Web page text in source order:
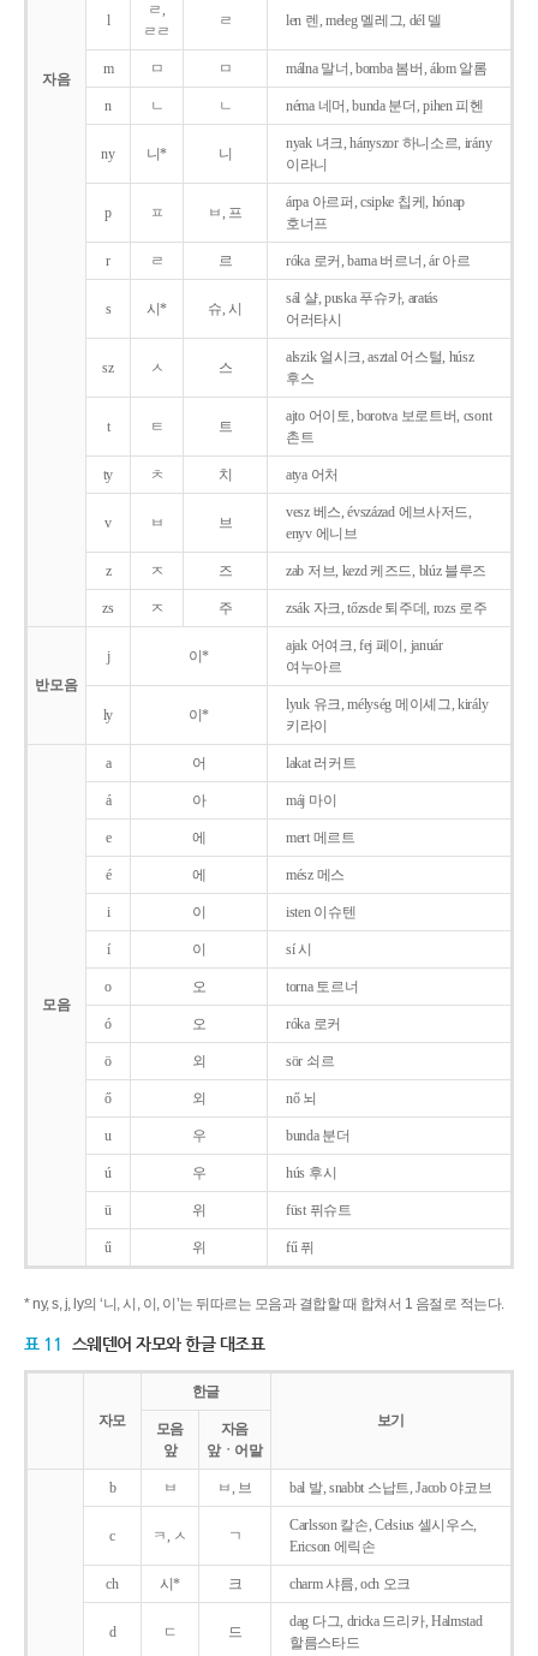
자음
l
ㄹ,
ㄹㄹ
ㄹ len 렌, meleg 멜레그, dél 델
m ㅁ ㅁ málna 말너, bomba 봄버, álom 알롬
n ㄴ ㄴ néma 네머, bunda 분더, pihen 피헨
ny 니* 니
nyak 녀크, hányszor 하니소르, irány
이라니
p ㅍ ㅂ, 프
árpa 아르퍼, csipke 칩케, hónap
호너프
r ㄹ 르 róka 로커, barna 버르너, ár 아르
s 시* 슈, 시
sál 샬, puska 푸슈카, aratás
어러타시
sz ㅅ 스
alszik 얼시크, asztal 어스털, húsz
후스
t ㅌ 트
ajto 어이토, borotva 보로트버, csont
촌트
ty ㅊ 치 atya 어처
v ㅂ 브
vesz 베스, évszázad 에브사저드,
enyv 에니브
z ㅈ 즈 zab 저브, kezd 케즈드, blúz 블루즈
zs ㅈ 주 zsák 자크, tőzsde 퇴주데, rozs 로주
반모음
j 이*
ajak 어여크, fej 페이, január
여누아르
ly 이*
lyuk 유크, mélység 메이셰그, király
키라이
모음
a 어 lakat 러커트
á 아 máj 마이
e 에 mert 메르트
é 에 mész 메스
i 이 isten 이슈텐
í 이 sí 시
o 오 torna 토르너
ó 오 róka 로커
ö 외 sör 쇠르
ő 외 nő 뇌
u 우 bunda 분더
ú 우 hús 후시
ü 위 füst 퓌슈트
ű 위 fű 퓌
* ny, s, j, ly의 ‘니, 시, 이, 이’는 뒤따르는 모음과 결합할 때 합쳐서 1 음절로 적는다.
표 11 스웨덴어 자모와 한글 대조표
자모
한글
보기
모음
앞
자음
앞ㆍ어말
b ㅂ ㅂ, 브 bal 발, snabbt 스납트, Jacob 야코브
c ㅋ, ㅅ ㄱ
Carlsson 칼손, Celsius 셀시우스,
Ericson 에릭손
ch 시* 크 charm 샤름, och 오크
d ㄷ 드
dag 다그, dricka 드리카, Halmstad
할름스타드